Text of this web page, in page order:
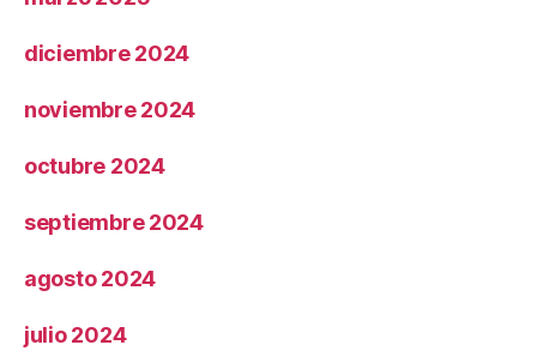
diciembre 2024
noviembre 2024
octubre 2024
septiembre 2024
agosto 2024
julio 2024